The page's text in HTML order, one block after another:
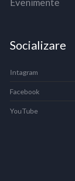
Socializare
Intagram
Facebook
YouTube